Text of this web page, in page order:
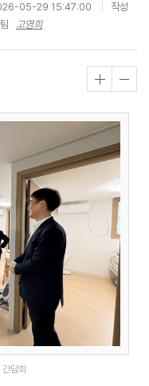
05-29 15:47:00
작성
고영희
담회